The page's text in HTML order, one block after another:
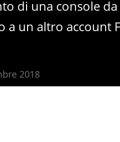
di una console
a un altro account
2018